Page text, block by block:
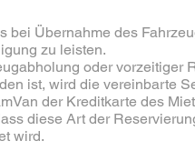
bei Übernahme des
zu leisten.
oder vorzeitiger
ist, wird die vereinbarte
der Kreditkarte des
diese Art der
wird.